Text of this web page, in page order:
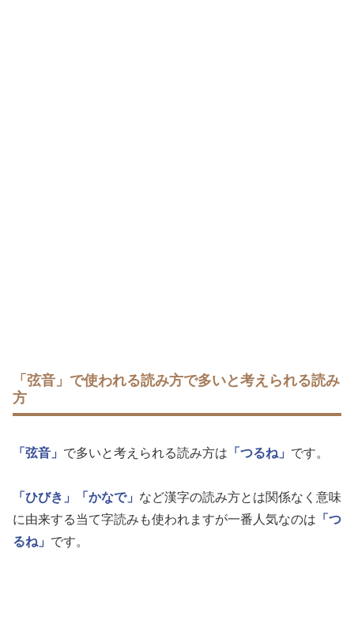
「弦音」で使われる読み方で多いと考えられる読み
方
「弦音」 で多いと考えられる読み方は 「つるね」 です。
「ひびき」 「かなで」 など漢字の読み方とは関係なく意味
に由来する当て字読みも使われますが一番人気なのは 「つ
るね」 です。